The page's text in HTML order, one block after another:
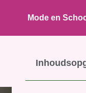
Mode en